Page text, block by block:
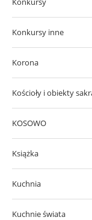
Konkursy inne
Korona
Kościoły i obiekty
KOSOWO
Książka
Kuchnia
Kuchnie świata